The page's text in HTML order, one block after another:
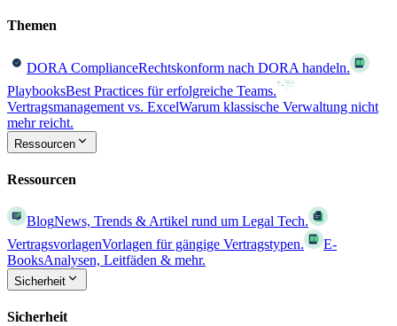
Themen
DORA ComplianceRechtskonform nach DORA handeln.
PlaybooksBest Practices für erfolgreiche Teams.
Vertragsmanagement vs. ExcelWarum klassische Verwaltung nicht
mehr reicht.
Ressourcen
Ressourcen
BlogNews, Trends & Artikel rund um Legal Tech.
VertragsvorlagenVorlagen für gängige Vertragstypen.
E-
BooksAnalysen, Leitfäden & mehr.
Sicherheit
Sicherheit